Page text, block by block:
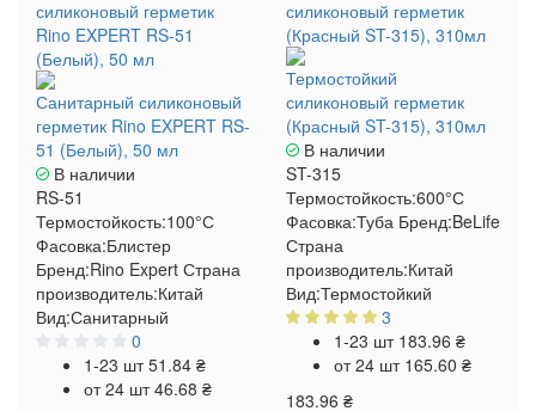
Санитарный силиконовый
герметик Rino EXPERT RS-
51 (Белый), 50 мл
В наличии
RS-51
Термостойкость:100°С
Фасовка:Блистер
Бренд:Rino Expert Страна
производитель:Китай
Вид:Санитарный
0
1-23 шт51.84 ₴
от 24 шт46.68 ₴
Термостойкий
силиконовый герметик
(Красный ST-315), 310мл
В наличии
ST-315
Термостойкость:600°С
Фасовка:Туба Бренд:BeLife
Страна
производитель:Китай
Вид:Термостойкий
3
1-23 шт 183.96 ₴
от 24 шт 165.60 ₴
183.96 ₴